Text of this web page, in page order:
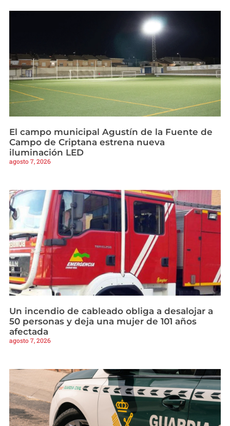
El campo municipal Agustín de la Fuente de
Campo de Criptana estrena nueva
iluminación LED
agosto 7, 2026
Un incendio de cableado obliga a desalojar a
50 personas y deja una mujer de 101 años
afectada
agosto 7, 2026